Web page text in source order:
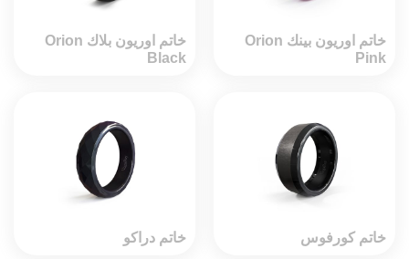
خاتم اوريون بلاك Orion
Black
خاتم اوريون بينك Orion
Pink
خاتم دراكو خاتم كورفوس